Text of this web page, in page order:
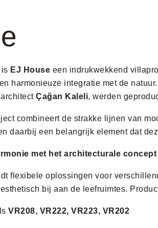
EJ House een indrukwekkend
harmonieuze integratie met de
Çağan Kaleli, werden
combineert de strakke lijnen van
daarbij een belangrijk element dat
met het architecturale concept
flexibele oplossingen voor
bij aan de leefruimtes.
VR208, VR222, VR223, VR202